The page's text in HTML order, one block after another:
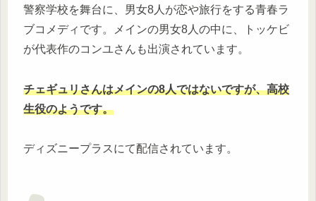
警察学校を舞台に、男女8人が恋や旅行をする青春ラ
ブコメディです。メインの男女8人の中に、トッケビ
が代表作のコンユさんも出演されています。
チェギュリさんはメインの8人ではないですが、高校
生役のようです。
ディズニープラスにて配信されています。